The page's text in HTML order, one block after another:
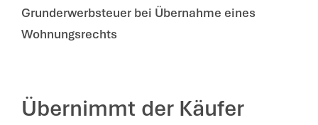
Grunderwerbsteuer bei Übernahme eines
Wohnungsrechts
Übernimmt der Käufer